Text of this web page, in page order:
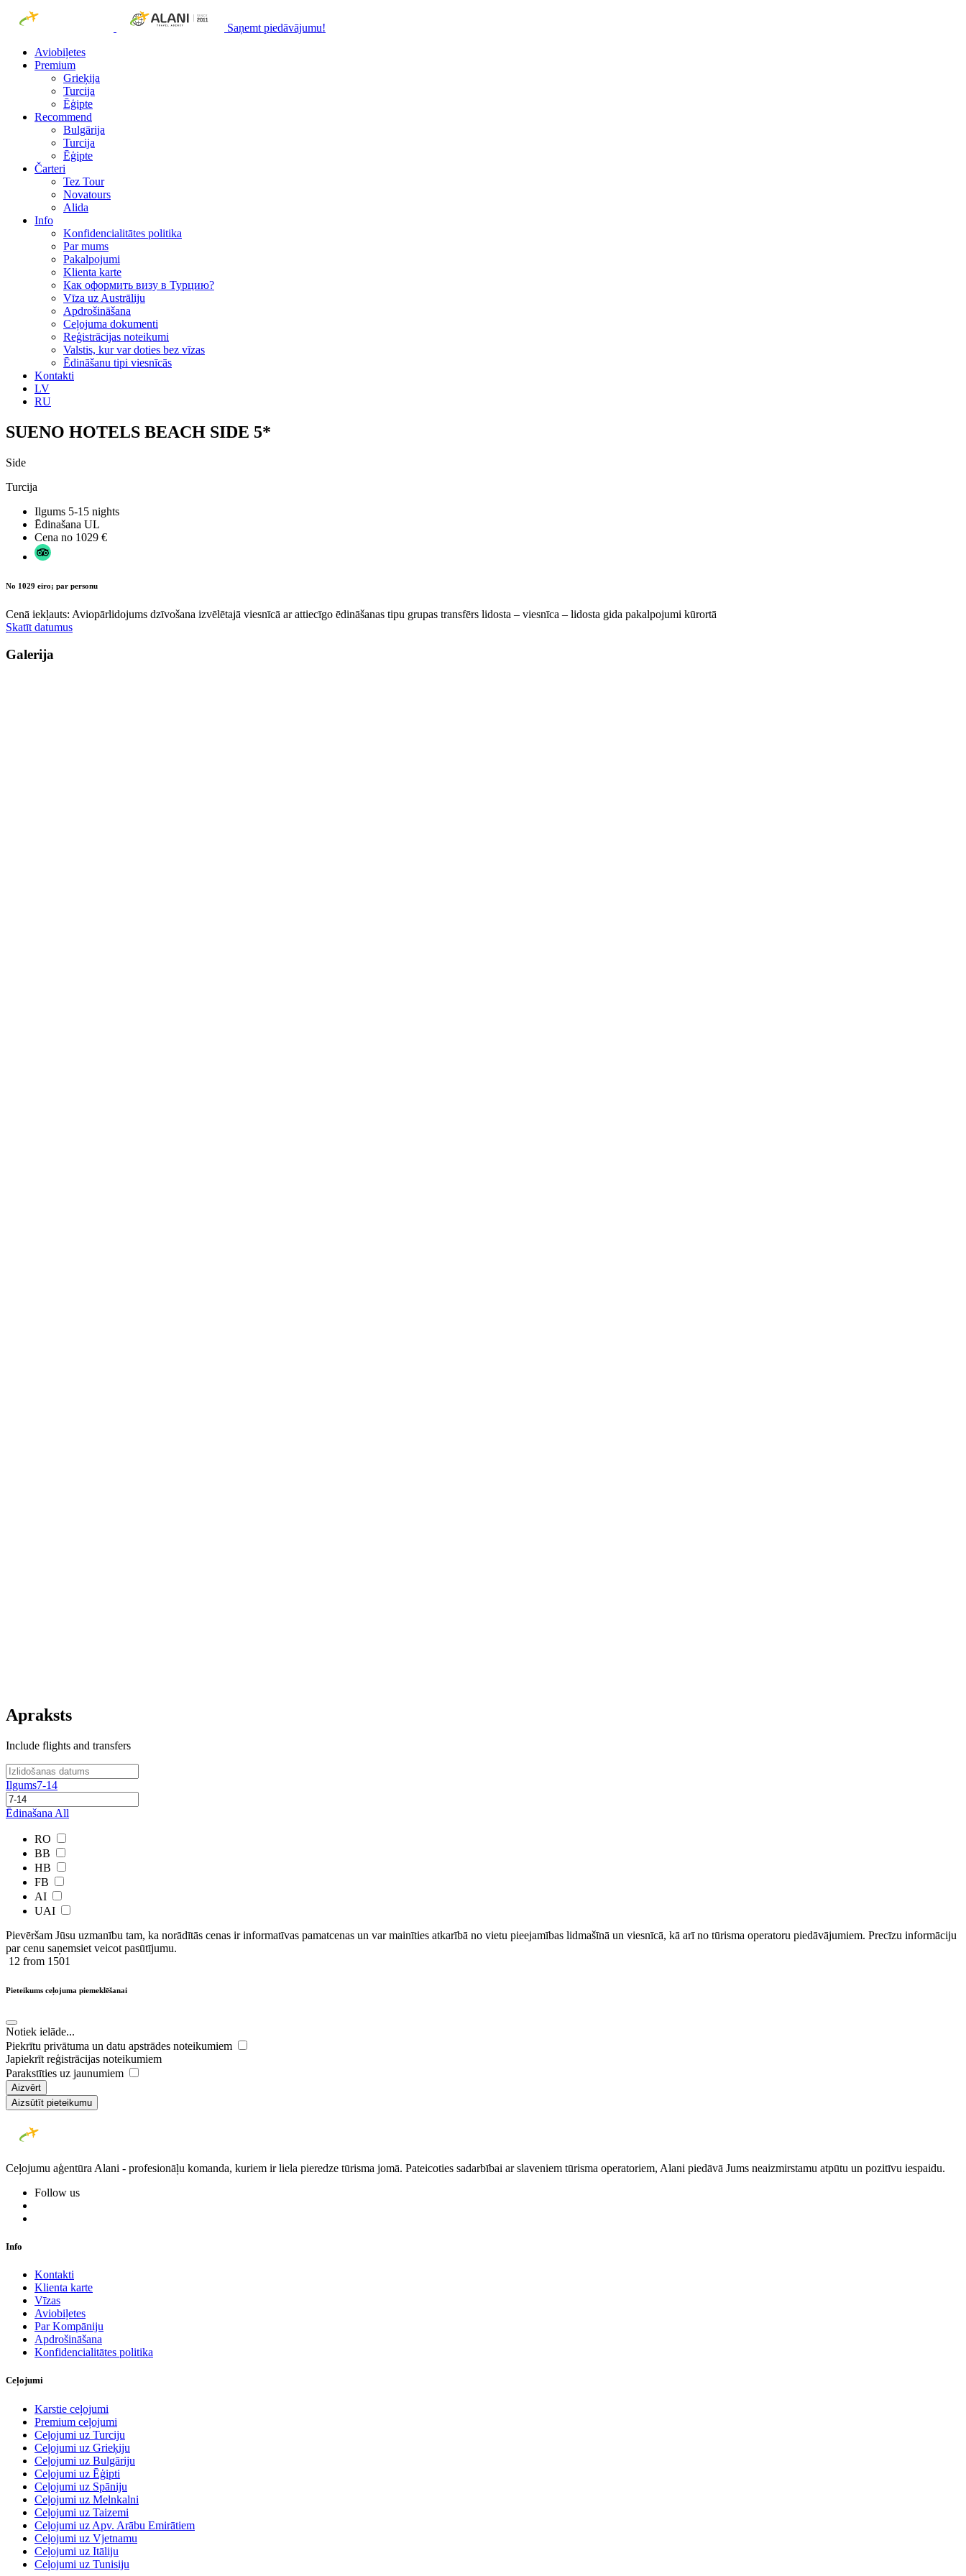
Saņemt piedāvājumu!
Aviobiļetes
Premium
Grieķija
Turcija
Ēģipte
Recommend
Bulgārija
Turcija
Ēģipte
Čarteri
Tez Tour
Novatours
Alida
Info
Konfidencialitātes politika
Par mums
Рakalpojumi
Klienta karte
Как оформить визу в Турцию?
Vīza uz Austrāliju
Apdrošināšana
Ceļojuma dokumenti
Reģistrācijas noteikumi
Valstis, kur var doties bez vīzas
Ēdināšanu tipi viesnīcās
Kontakti
LV
RU
SUENO HOTELS BEACH SIDE 5*
Side
Turcija
Ilgums 5-15 nights
Ēdinašana UL
Cena no 1029 €
No 1029 eiro; par personu
Cenā iekļauts: Aviopārlidojums dzīvošana izvēlētajā viesnīcā ar attiecīgo ēdināšanas tipu grupas transfērs lidosta – viesnīca – lidosta gida pakalpojumi kūrortā
Skatīt datumus
Galerija
Apraksts
Include flights and transfers
Ilgums7-14
Ēdinašana All
RO
BB
HB
FB
AI
UAI
Pievēršam Jūsu uzmanību tam, ka norādītās cenas ir ​informatīvas ​pamatcenas un var mainīties atkarībā ​no ​vietu pieejamības lidmašīnā un viesnīcā, kā arī no tūrisma operatoru piedāvājumiem. Precīzu informāciju
par cenu saņemsiet veicot pasūtījumu.
12 from 1501
Pieteikums ceļojuma piemeklēšanai
Notiek ielāde...
Piekrītu privātuma un datu apstrādes noteikumiem
Japiekrīt reģistrācijas noteikumiem
Parakstīties uz jaunumiem
Aizvērt
Aizsūtīt pieteikumu
Ceļojumu aģentūra Alani - profesionāļu komanda, kuriem ir liela pieredze tūrisma jomā. Pateicoties sadarbībai ar slaveniem tūrisma operatoriem, Alani piedāvā Jums neaizmirstamu atpūtu un pozitīvu iespaidu.
Follow us
Info
Kontakti
Klienta karte
Vīzas
Aviobiļetes
Par Kompāniju
Apdrošināšana
Konfidencialitātes politika
Ceļojumi
Karstie ceļojumi
Premium ceļojumi
Ceļojumi uz Turciju
Ceļojumi uz Grieķiju
Ceļojumi uz Bulgāriju
Ceļojumi uz Ēģipti
Ceļojumi uz Spāniju
Ceļojumi uz Melnkalni
Ceļojumi uz Taizemi
Ceļojumi uz Apv. Arābu Emirātiem
Ceļojumi uz Vjetnamu
Ceļojumi uz Itāliju
Ceļojumi uz Tunisiju